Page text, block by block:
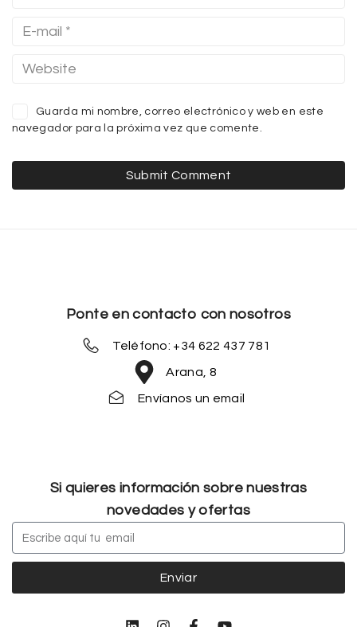
Guarda mi nombre, correo electrónico y web en este
navegador para la próxima vez que comente.
Ponte en contacto con nosotros
Teléfono: +34 622 437 781
Arana, 8
Envíanos un email
Si quieres información sobre nuestras
novedades y ofertas
Enviar